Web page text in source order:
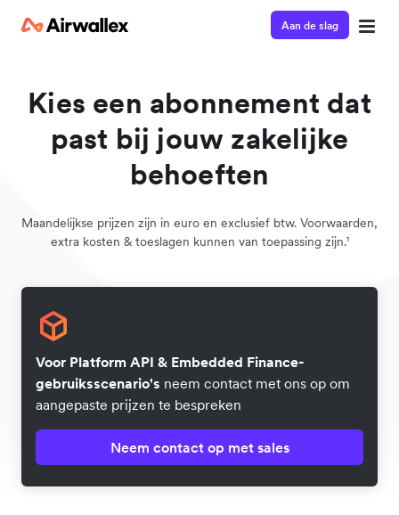
Aan de slag
Kies een abonnement dat
past bij jouw zakelijke
behoeften
Maandelijkse prijzen zijn in euro en exclusief btw. Voorwaarden,
extra kosten & toeslagen kunnen van toepassing zijn.¹
Voor Platform API & Embedded Finance-
gebruiksscenario's neem contact met ons op om
aangepaste prijzen te bespreken
Neem contact op met sales